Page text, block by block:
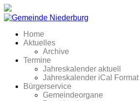
Home
Aktuelles
Archive
Termine
Jahreskalender aktuell
Jahreskalender iCal Format
Bürgerservice
Gemeindeorgane